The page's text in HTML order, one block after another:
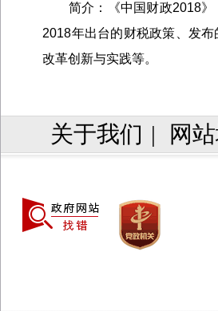
简介：《中国财政2018》
2018年出台的财税政策、发
改革创新与实践等。
关于我们 | 网